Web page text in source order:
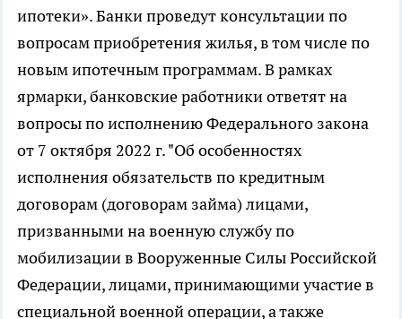
ипотеки». Банки проведут консультации по
вопросам приобретения жилья, в том числе по
новым ипотечным программам. В рамках
ярмарки, банковские работники ответят на
вопросы по исполнению Федерального закона
от 7 октября 2022 г. "Об особенностях
исполнения обязательств по кредитным
договорам (договорам займа) лицами,
призванными на военную службу по
мобилизации в Вооруженные Силы Российской
Федерации, лицами, принимающими участие в
специальной военной операции, а также